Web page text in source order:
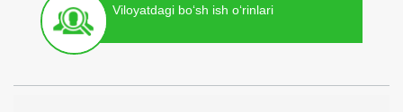
Viloyatdagi bo‘sh ish o‘rinlari